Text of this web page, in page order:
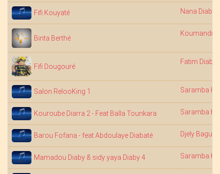
Fifi Kouyaté Nana
Binta Berthé
Koumandi
Fifi Dougouré
Fatim
Salon RelooKing 1 Saramba
Kouroube Diarra 2 - Feat Balla Tounkara Saramba
Barou Fofana - feat Abdoulaye Diabaté Djely Bagui
Mamadou Diaby & sidy yaya Diaby 4 Saramba